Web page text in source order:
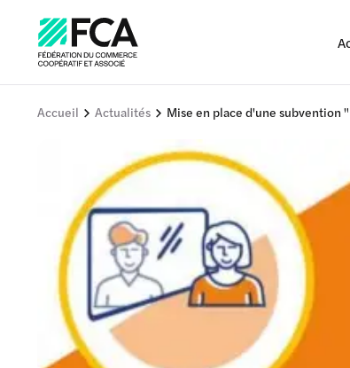
Accueil Actualités Mise en place d'une subvention